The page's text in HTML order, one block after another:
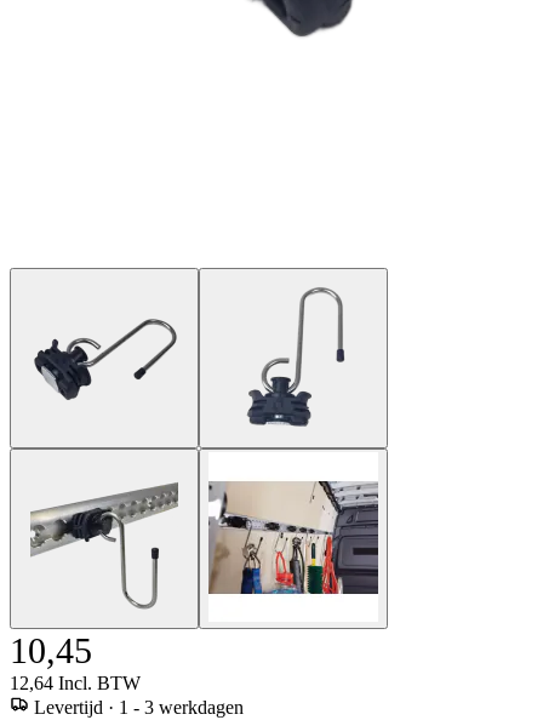
10,45
12,64 Incl. BTW
Levertijd · 1 - 3 werkdagen